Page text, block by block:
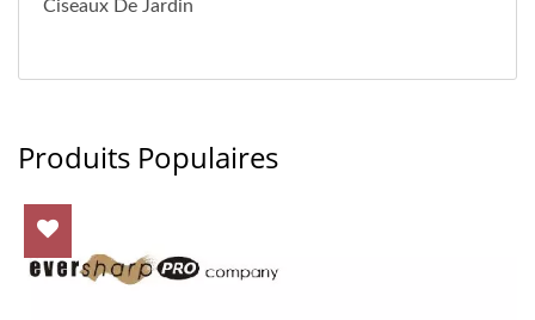
Ciseaux De Jardin
Produits Populaires